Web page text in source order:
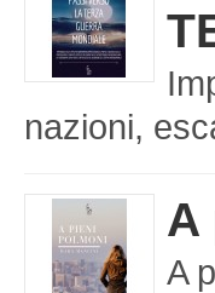
nazioni,
A
A